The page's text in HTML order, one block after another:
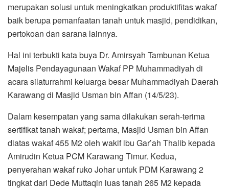
merupakan solusi untuk meningkatkan produktifitas wakaf
baik berupa pemanfaatan tanah untuk masjid, pendidikan,
pertokoan dan sarana lainnya.
Hal ini terbukti kata buya Dr. Amirsyah Tambunan Ketua
Majelis Pendayagunaan Wakaf PP Muhammadiyah di
acara silaturrahmi keluarga besar Muhammadiyah Daerah
Karawang di Masjid Usman bin Affan (14/5/23).
Dalam kesempatan yang sama dilakukan serah-terima
sertifikat tanah wakaf; pertama, Masjid Usman bin Affan
diatas wakaf 455 M2 oleh wakif ibu Gar’ah Thalib kepada
Amirudin Ketua PCM Karawang Timur. Kedua,
penyerahan wakaf ruko Johar untuk PDM Karawang 2
tingkat dari Dede Muttaqin luas tanah 265 M2 kepada